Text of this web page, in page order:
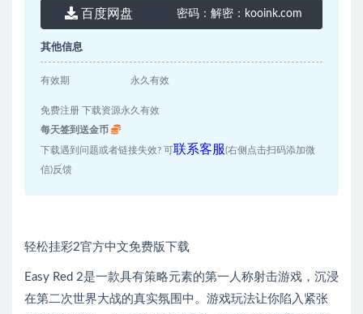
百度网盘 密码： 解密：kooink.com
其他信息
有效期 永久有效
免费注册 下载资源永久有效
每天签到送金币
下载遇到问题或者链接失效? 可联系客服(右侧点击扫码添加微
信)反馈
轻松挂彩2官方中文免费版下载
Easy Red 2是一款具有策略元素的第一人称射击游戏，沉浸
在第二次世界大战的真实氛围中。游戏玩法让你陷入紧张